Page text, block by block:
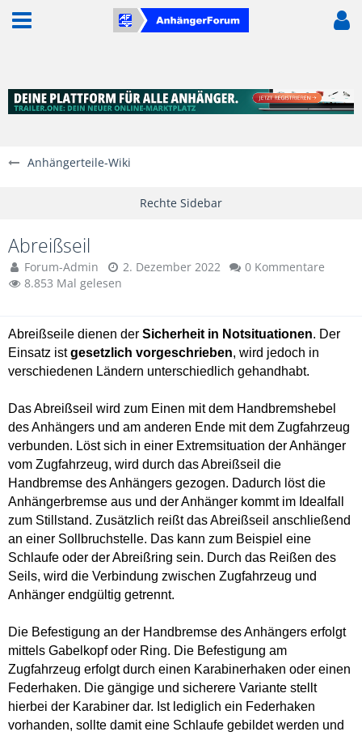
Anhängerteile-Wiki
Abreißseil
Forum-Admin 2. Dezember 2022
0 Kommentare
8.853 Mal gelesen
Abreißseile dienen der Sicherheit in Notsituationen. Der
Einsatz istgesetzlich vorgeschrieben, wird jedoch in
verschiedenen Ländern unterschiedlich gehandhabt.
Das Abreißseil wird zum Einen mit dem Handbremshebel
des Anhängers und am anderen Ende mit dem Zugfahrzeug
verbunden. Löst sich in einer Extremsituation der Anhänger
vom Zugfahrzeug, wird durch das Abreißseil die
Handbremse des Anhängers gezogen. Dadurch löst die
Anhängerbremse aus und der Anhänger kommt im Idealfall
zum Stillstand. Zusätzlich reißt das Abreißseil anschließend
an einer Sollbruchstelle. Das kann zum Beispiel eine
Schlaufe oder der Abreißring sein. Durch das Reißen des
Seils, wird die Verbindung zwischen Zugfahrzeug und
Anhänger endgültig getrennt.
Die Befestigung an der Handbremse des Anhängers erfolgt
mittels Gabelkopf oder Ring. Die Befestigung am
Zugfahrzeug erfolgt durch einen Karabinerhaken oder einen
Federhaken. Die gängige und sicherere Variante stellt
hierbei der Karabiner dar. Ist lediglich ein Federhaken
vorhanden, sollte damit eine Schlaufe gebildet werden und